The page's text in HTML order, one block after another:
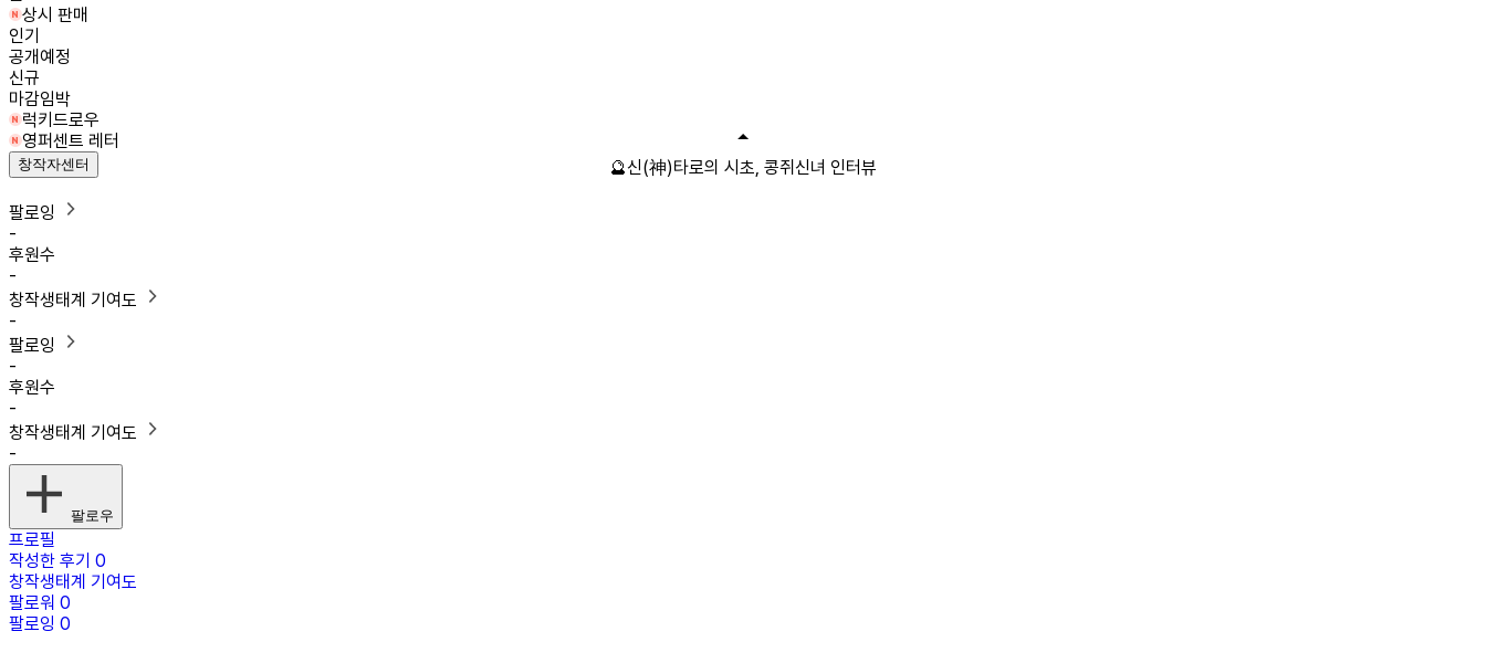
상시 판매
인기
공개예정
신규
마감임박
럭키드로우
영퍼센트 레터
창작자센터
팔로잉
-
후원수
-
창작생태계 기여도
-
팔로잉
-
후원수
-
창작생태계 기여도
-
팔로우
프로필
작성한 후기 0
창작생태계 기여도
팔로워 0
팔로잉 0
🔮신(神)타로의 시초, 콩쥐신녀 인터뷰